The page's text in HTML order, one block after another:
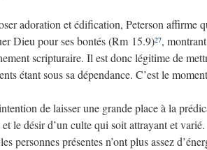
adoration et édification, Peterson affirme
Dieu pour ses bontés (Rm 15.9)27,
scripturaire. Il est donc légitime de
étant sous sa dépendance. C’est le
de laisser une grande place à la
le désir d’un culte qui soit attrayant et
personnes présentes n’ont plus assez